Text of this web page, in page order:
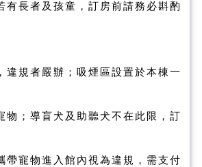
有長者及 孩童，訂房前請務必斟酌
違規者嚴辦；吸煙區設置於本棟一
物；導盲犬及助聽犬不在此限，訂
帶寵物進 入館內視為違規，需支付